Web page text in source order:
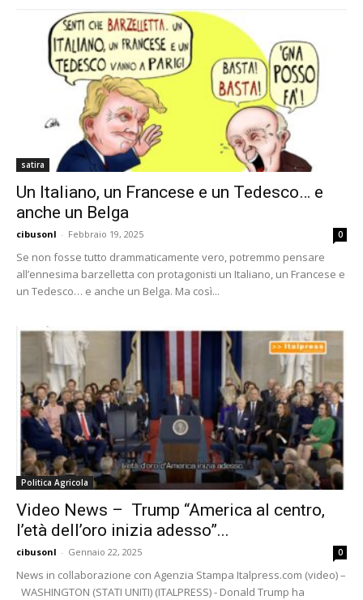
satira
Un Italiano, un Francese e un Tedesco… e
anche un Belga
cibusonl - Febbraio 19, 2025 0
Se non fosse tutto drammaticamente vero, potremmo pensare
all’ennesima barzelletta con protagonisti un Italiano, un Francese e
un Tedesco… e anche un Belga. Ma così...
Politica Agricola
Video News – Trump “America al centro,
l’età dell’oro inizia adesso”...
cibusonl - Gennaio 22, 2025 0
News in collaborazione con Agenzia Stampa Italpress.com (video) –
WASHINGTON (STATI UNITI) (ITALPRESS) - Donald Trump ha